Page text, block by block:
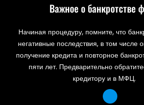
Важное о банкротстве
Начиная процедуру, помните, что
негативные последствия, в том числе
получение кредита и повторное
пяти лет. Предварительно
кредитору и в МФЦ.